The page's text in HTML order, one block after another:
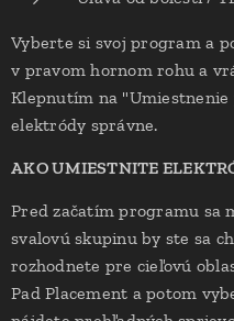
Vyberte si svoj program a
v pravom hornom rohu a
Klepnutím na
elektródy správne.
AKO UMIESTNITE
Pred začatím programu sa
svalovú skupinu by ste sa
rozhodnete pre cieľovú
Pad Placement a potom